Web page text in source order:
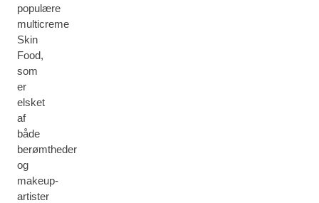
populære
multicreme
Skin
Food,
som
er
elsket
af
både
berømtheder
og
makeup-
artister